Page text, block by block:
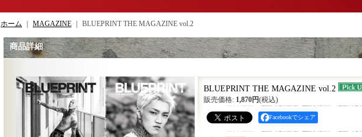
ホーム MAGAZINE BLUEPRINT THE MAGAZINE vol.2
商品詳細
BLUEPRINT THE MAGAZINE vol.2
販売価格: 1,870円(税込)
Facebookでシェア